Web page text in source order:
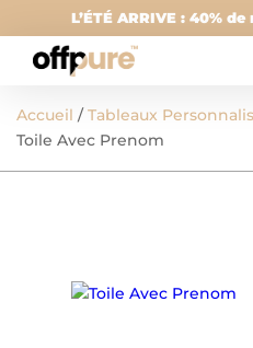
L’ÉTÉ ARRIVE : 40%
Accueil /Tableaux
Toile Avec Prenom